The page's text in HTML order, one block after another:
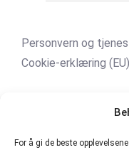
For å gi de beste
Personvern og
Cookie-erklæring (EU)